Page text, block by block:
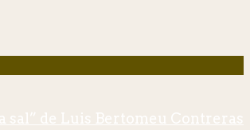
sal” de Luis Bertomeu Contreras